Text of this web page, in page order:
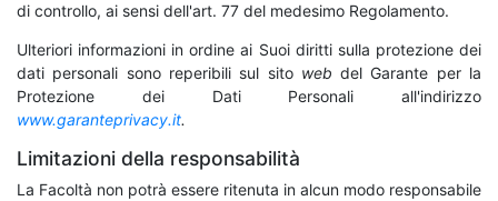
di controllo, ai sensi dell'art. 77 del medesimo Regolamento.
Ulteriori informazioni in ordine ai Suoi diritti sulla protezione dei
dati personali sono reperibili sul sito web del Garante per la
Protezione dei Dati Personali all'indirizzo
www.garanteprivacy.it.
Limitazioni della responsabilità
La Facoltà non potrà essere ritenuta in alcun modo responsabile